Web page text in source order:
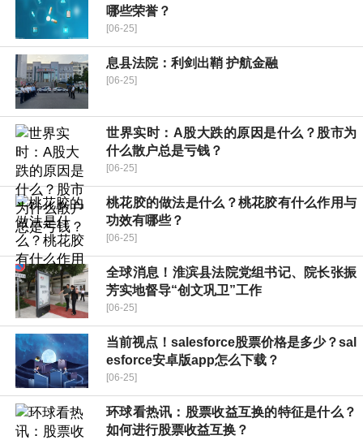
哪些荣誉？
[06-25]
​息县法院：利剑出鞘 护航金融
[06-25]
世界实时：A股大跌的原因是什么？股市为
什么散户总是亏钱？
[06-25]
桃花胶的做法是什么？桃花胶有什么作用与
功效有哪些？
[06-25]
全球消息！​淮滨县法院党组书记、院长张振
芳实地督导“创文巩卫”工作
[06-25]
当前视点！salesforce股票价格是多少？sal
esforce安卓版app怎么下载？
[06-25]
环球看热讯：股票收益互换的特征是什么？
如何进行股票收益互换？